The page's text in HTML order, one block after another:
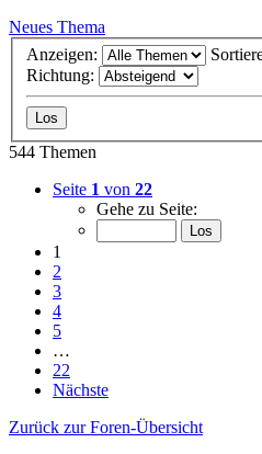
Neues Thema
Anzeigen:
Richtung:
544 Themen
Seite 1 von 22
Gehe zu Seite:
1
2
3
4
5
…
22
Nächste
Zurück zur Foren-Übersicht